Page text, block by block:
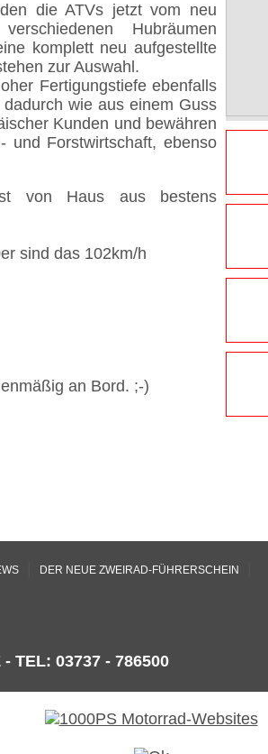
die ATVs jetzt vom neu
Hubräumen
komplett neu aufgestellte
zur Auswahl.
Fertigungstiefe ebenfalls
wie aus einem Guss
Kunden und bewähren
und Forstwirtschaft, ebenso
von Haus aus bestens
sind das 102km/h
an Bord. ;-)
DER NEUE ZWEIRAD-FÜHRERSCHEIN
TEL: 03737 - 786500